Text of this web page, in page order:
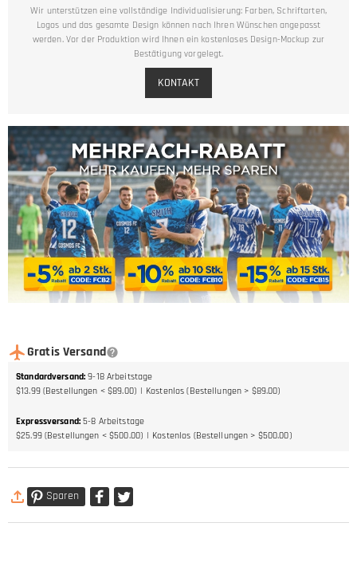
Wir unterstützen eine vollständige Individualisierung: Farben, Schriftarten,
Logos und das gesamte Design können nach Ihren Wünschen angepasst
werden. Vor der Produktion wird Ihnen ein kostenloses Design-Mockup zur
Bestätigung vorgelegt.
KONTAKT
Gratis Versand
Standardversand: 9-18 Arbeitstage
$13.99 (Bestellungen < $89.00)
Kostenlos (Bestellungen > $89.00)
Expressversand: 5-8 Arbeitstage
$25.99 (Bestellungen < $500.00)
Kostenlos (Bestellungen > $500.00)
Sparen